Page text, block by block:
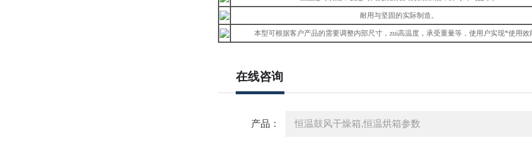
耐用与坚固的实际制造。
本型可根据客户产品的需要调整内部尺寸，zui高温度，承受重量等，使用户实现*使用效
在线咨询
产品：